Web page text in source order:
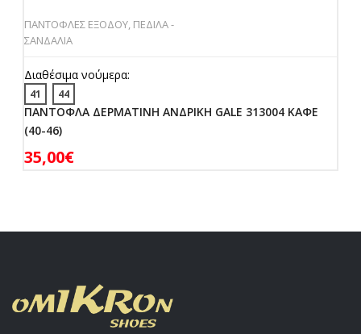
ΠΑΝΤΟΦΛΕΣ ΕΞΟΔΟΥ, ΠΕΔΙΛΑ -
ΣΑΝΔΑΛΙΑ
Διαθέσιμα νούμερα:
41 44
ΠΑΝΤΟΦΛΑ ΔΕΡΜΑΤΙΝΗ ΑΝΔΡΙΚΗ GALE 313004 ΚΑΦΕ
(40-46)
35,00€